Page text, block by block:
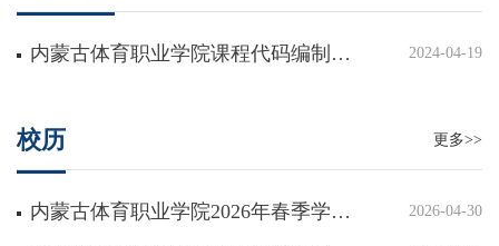
内蒙古体育职业学院课程代码编制办法 2024-04-19
校历 更多>>
内蒙古体育职业学院2026年春季学期校历 2026-04-30